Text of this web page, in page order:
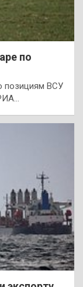
по
позициям ВСУ